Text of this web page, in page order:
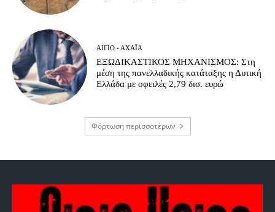
ΑΊΓΙΟ - ΑΧΑΪ́Α
ΕΞΩΔΙΚΑΣΤΙΚΟΣ ΜΗΧΑΝΙΣΜΟΣ: Στη
μέση της πανελλαδικής κατάταξης η Δυτική
Ελλάδα με οφειλές 2,79 δισ. ευρώ
Φόρτωση περισσοτέρων